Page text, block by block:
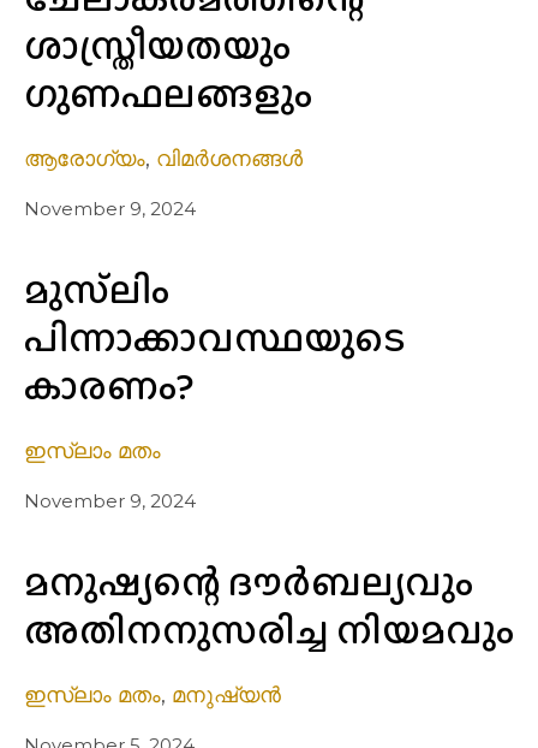
ശാസ്ത്രീയതയും
ഗുണഫലങ്ങളും
ആരോഗ്യം, വിമർശനങ്ങൾ
November 9, 2024
മുസ്‌ലിം
പിന്നാക്കാവസ്ഥയുടെ
കാരണം?
ഇസ്ലാം മതം
November 9, 2024
മനുഷ്യന്റെ ദൗര്‍ബല്യവും
അതിനനുസരിച്ച നിയമവും
ഇസ്ലാം മതം, മനുഷ്യൻ